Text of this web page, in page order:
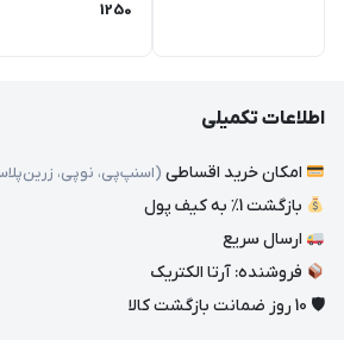
1250
اطلاعات تکمیلی
امکان خرید اقساطی (اسنپ‌پی، نوپی،
بازگشت 1٪ به کیف پول
ارسال سریع
فروشنده: آرتا الکتریک
🛡 10 روز ضمانت بازگشت کالا